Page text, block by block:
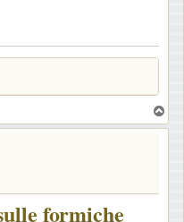
o
formiche